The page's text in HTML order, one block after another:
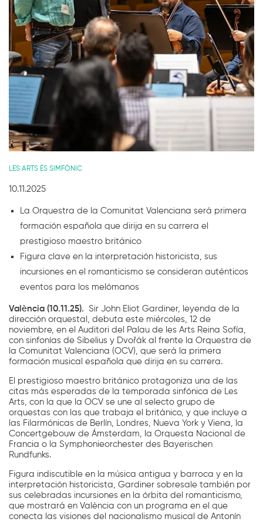
LES ARTS ÉS SIMFÒNIC
10.11.2025
La Orquestra de la Comunitat Valenciana será primera
formación española que dirija en su carrera el
prestigioso maestro británico
Figura clave en la interpretación historicista, sus
incursiones en el romanticismo se consideran auténticos
eventos para los melómanos
València (10.11.25).Sir John Eliot Gardiner, leyenda de la
dirección orquestal, debuta este miércoles, 12 de
noviembre, en el Auditori del Palau de les Arts Reina Sofía,
con sinfonías de Sibelius y Dvořák al frente la Orquestra de
la Comunitat Valenciana (OCV), que será la primera
formación musical española que dirija en su carrera.
El prestigioso maestro británico protagoniza una de las
citas más esperadas de la temporada sinfónica de Les
Arts, con la que la OCV se une al selecto grupo de
orquestas con las que trabaja el británico, y que incluye a
las Filarmónicas de Berlín, Londres, Nueva York y Viena, la
Concertgebouw de Ámsterdam, la Orquesta Nacional de
Francia o la Symphonieorchester des Bayerischen
Rundfunks.
Figura indiscutible en la música antigua y barroca y en la
interpretación historicista, Gardiner sobresale también por
sus celebradas incursiones en la órbita del romanticismo,
que mostrará en València con un programa en el que
conecta las visiones del nacionalismo musical de Antonín